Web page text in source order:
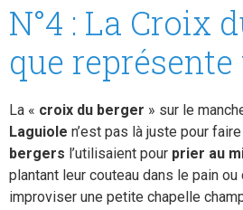
N°4 : La Croix
que représente
La « croix du berger » sur le
Laguiole n’est pas là juste pour
bergers l’utilisaient pour prier au
plantant leur couteau dans le pain
improviser une petite chapelle